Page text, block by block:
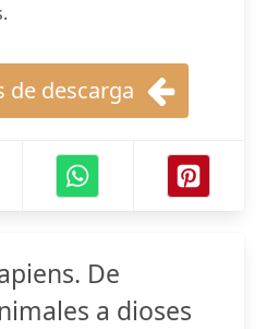
de descarga
De
a dioses